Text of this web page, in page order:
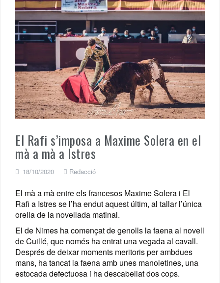
El Rafi s’imposa a Maxime Solera en el
mà a mà a Istres
18/10/2020 Redacció
El mà a mà entre els francesos Maxime Solera i El
Rafi a Istres se l’ha endut aquest últim, al tallar l’única
orella de la novellada matinal.
El de Nimes ha començat de genolls la faena al novell
de Cuillé, que només ha entrat una vegada al cavall.
Després de deixar moments meritoris per ambdues
mans, ha tancat la faena amb unes manoletines, una
estocada defectuosa i ha descabellat dos cops.